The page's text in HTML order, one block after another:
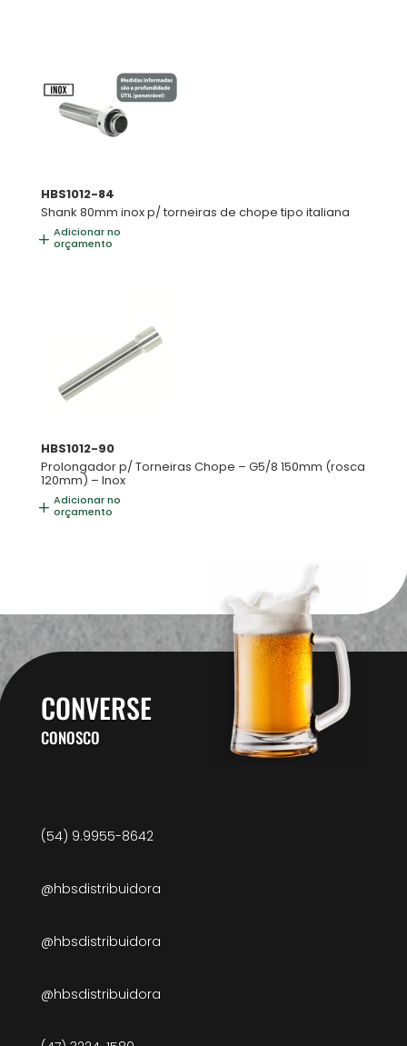
HBS1012-84
Shank 80mm inox p/ torneiras de chope tipo italiana
Adicionar no
orçamento
HBS1012-90
Prolongador p/ Torneiras Chope – G5/8 150mm (rosca
120mm) – Inox
Adicionar no
orçamento
CONVERSE
CONOSCO
(54) 9.9955-8642
@hbsdistribuidora
@hbsdistribuidora
@hbsdistribuidora